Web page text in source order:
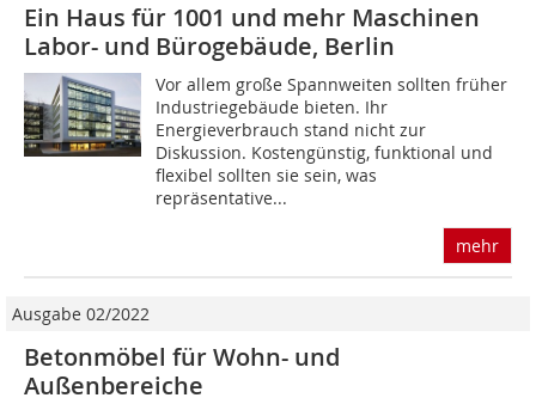
Ein Haus für 1001 und mehr Maschinen
Labor- und Bürogebäude, Berlin
Vor allem große Spannweiten sollten früher
Industriegebäude bieten. Ihr
Energieverbrauch stand nicht zur
Diskussion. Kostengünstig, funktional und
flexibel sollten sie sein, was
repräsentative...
mehr
Ausgabe 02/2022
Betonmöbel für Wohn- und
Außenbereiche